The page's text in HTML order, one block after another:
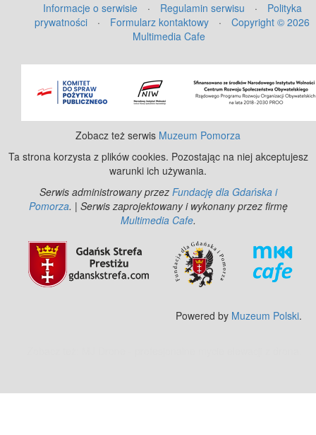
Informacje o serwisie · Regulamin serwisu ·
Polityka
prywatności
· Formularz kontaktowy ·
Copyright © 2026
Multimedia Cafe
Zobacz też serwis Muzeum Pomorza
Ta strona korzysta z plików cookies. Pozostając na niej akceptujesz
warunki ich używania.
Serwis administrowany przez Fundację dla Gdańska i
Pomorza. | Serwis zaprojektowany i wykonany przez firmę
Multimedia Cafe.
Powered by Muzeum Polski.